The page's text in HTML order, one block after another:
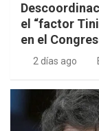
el “factor
en el
2 días ago